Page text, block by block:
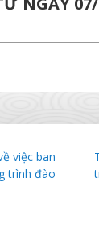
việc ban
trình đào